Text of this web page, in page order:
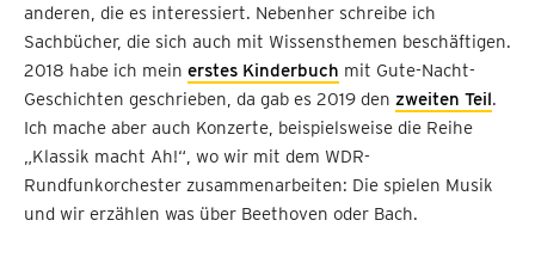
anderen, die es interessiert. Nebenher schreibe ich
Sachbücher, die sich auch mit Wissensthemen beschäftigen.
2018 habe ich mein erstes Kinderbuch mit Gute-Nacht-
Geschichten geschrieben, da gab es 2019 den zweiten Teil.
Ich mache aber auch Konzerte, beispielsweise die Reihe
„Klassik macht Ah!“, wo wir mit dem WDR-
Rundfunkorchester zusammenarbeiten: Die spielen Musik
und wir erzählen was über Beethoven oder Bach.